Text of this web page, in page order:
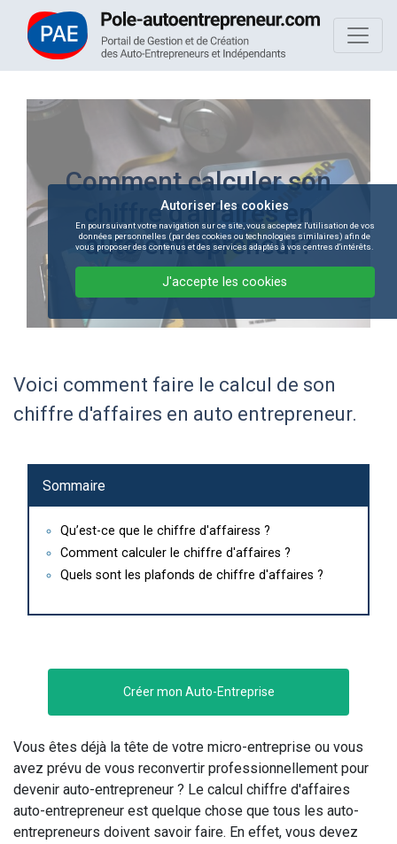
Comment calculer son
chiffre d'affaires en
auto entrepreneur?
Voici comment faire le calcul de son
chiffre d'affaires en auto entrepreneur.
Sommaire
Qu’est-ce que le chiffre d'affairess ?
Comment calculer le chiffre d'affaires ?
Quels sont les plafonds de chiffre d'affaires ?
Créer mon Auto-Entreprise
Vous êtes déjà la tête de votre micro-entreprise ou vous
avez prévu de vous reconvertir professionnellement pour
devenir auto-entrepreneur ? Le calcul chiffre d'affaires
auto-entrepreneur est quelque chose que tous les auto-
entrepreneurs doivent savoir faire. En effet, vous devez
Autoriser les cookies
En poursuivant votre navigation sur ce site, vous acceptez l'utilisation de vos
données personnelles (par des cookies ou technologies similaires) afin de
vous proposer des contenus et des services adaptés à vos centres d'intérêts.
J'accepte les cookies